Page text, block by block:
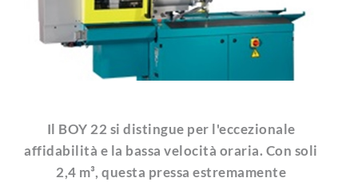
Il BOY 22 si distingue per l'eccezionale
affidabilità e la bassa velocità oraria. Con soli
2,4 m³, questa pressa estremamente